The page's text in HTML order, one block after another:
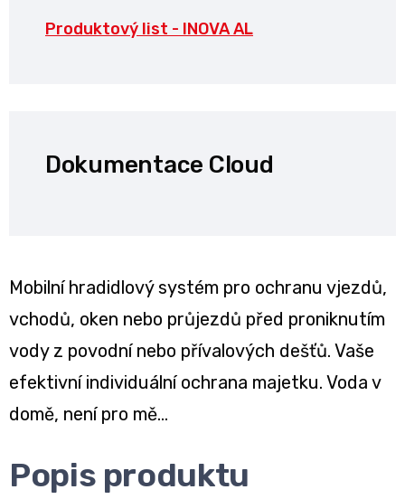
Produktový list - INOVA AL
Dokumentace Cloud
Mobilní hradidlový systém pro ochranu vjezdů,
vchodů, oken nebo průjezdů před proniknutím
vody z povodní nebo přívalových dešťů. Vaše
efektivní individuální ochrana majetku. Voda v
domě, není pro mě...
Popis produktu